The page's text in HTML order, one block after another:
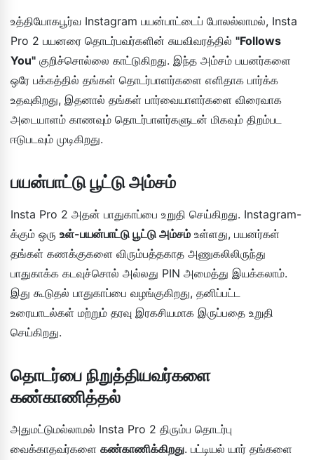
உத்தியோகபூர்வ Instagram பயன்பாட்டைப் போலல்லாமல், Insta
Pro 2 பயனரை தொடர்பவர்களின் சுயவிவரத்தில் "Follows
You" குறிச்சொல்லை காட்டுகிறது. இந்த அம்சம் பயனர்களை
ஒரே பக்கத்தில் தங்கள் தொடர்பாளர்களை எளிதாக பார்க்க
உதவுகிறது, இதனால் தங்கள் பார்வையாளர்களை விரைவாக
அடையாளம் காணவும் தொடர்பாளர்களுடன் மிகவும் திறம்பட
ஈடுபடவும் முடிகிறது.
பயன்பாட்டு பூட்டு அம்சம்
Insta Pro 2 அதன் பாதுகாப்பை உறுதி செய்கிறது. Instagram-
க்கும் ஒரு உள்-பயன்பாட்டு பூட்டு அம்சம் உள்ளது, பயனர்கள்
தங்கள் கணக்குகளை விரும்பத்தகாத அணுகலிலிருந்து
பாதுகாக்க கடவுச்சொல் அல்லது PIN அமைத்து இயக்கலாம்.
இது கூடுதல் பாதுகாப்பை வழங்குகிறது, தனிப்பட்ட
உரையாடல்கள் மற்றும் தரவு இரகசியமாக இருப்பதை உறுதி
செய்கிறது.
தொடர்பை நிறுத்தியவர்களை
கண்காணித்தல்
அதுமட்டுமல்லாமல் Insta Pro 2 திரும்ப தொடர்பு
வைக்காதவர்களை கண்காணிக்கிறது. பட்டியல் யார் தங்களை